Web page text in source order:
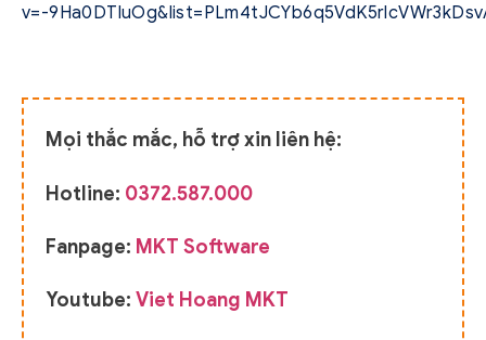
v=-
Mọi thắc mắc, hỗ trợ xin liên hệ:
Hotline: 0372.587.000
Fanpage: MKT Software
Youtube: Viet Hoang MKT